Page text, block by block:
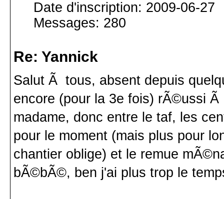
Date d'inscription: 2009-06-27
Messages: 280
Re: Yannick
Salut Ã tous, absent depuis
encore (pour la 3e fois) rÃ©ussi
madame, donc entre le taf, les
pour le moment (mais plus pour
chantier oblige) et le remue
bÃ©bÃ©, ben j'ai plus trop le